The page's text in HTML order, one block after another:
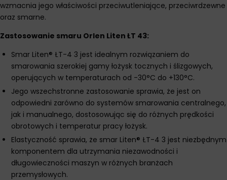
wzmacnia jego właściwości przeciwutleniające, przeciwrdzewne
oraz smarne.
Zastosowanie smaru Orlen Liten ŁT 43:
Smar Liten® ŁT-4 3 jest idealnym rozwiązaniem do
smarowania szerokiej gamy łożysk tocznych i ślizgowych,
operujących w temperaturach od -30°C do +130°C.
Jego wszechstronne zastosowanie sprawia, że jest on
odpowiedni zarówno do systemów smarowania centralnego,
jak i manualnego, dostosowując się do różnych prędkości
obrotowych i temperatur pracy łożysk.
Elastyczność sprawia, że smar Liten® ŁT-4 3 jest niezbędnym
komponentem dla utrzymania niezawodności i
długowieczności maszyn w różnych branżach
przemysłowych.